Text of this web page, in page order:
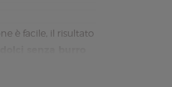
è facile, il risultato
senza burro